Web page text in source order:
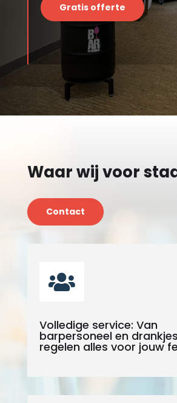
Gratis offerte
Waar wij voor
Contact

Volledige service: Van
barpersoneel en
regelen alles voor jouw